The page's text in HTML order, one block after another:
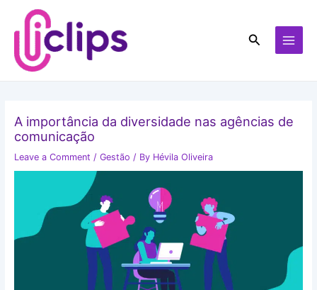
content
Search
A importância da diversidade nas agências de
comunicação
Leave a Comment / Gestão / By Hévila Oliveira